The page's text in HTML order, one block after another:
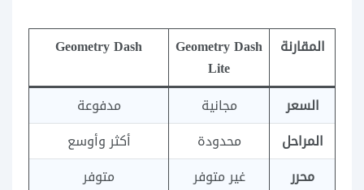
المقارنة
Geometry Dash
Lite
Geometry Dash
السعر مجانية
مدفوعة
المراحل
محدودة
أكثر وأوسع
محرر
غير متوفر متوفر